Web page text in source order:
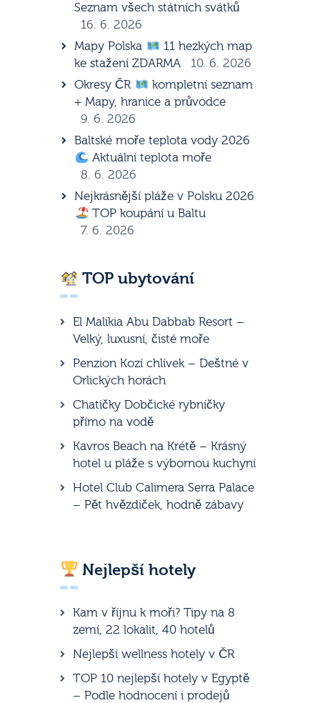
Seznam všech státních svátků
16. 6. 2026
Mapy Polska
11 hezkých map
ke stažení ZDARMA
10. 6. 2026
Okresy ČR
kompletní seznam
+ Mapy, hranice a průvodce
9. 6. 2026
Baltské moře teplota vody 2026
Aktuální teplota moře
8. 6. 2026
Nejkrásnější pláže v Polsku 2026
TOP koupání u Baltu
7. 6. 2026
TOP ubytování
El Malikia Abu Dabbab Resort –
Velký, luxusní, čisté moře
Penzion Kozí chlívek – Deštné v
Orlických horách
Chatičky Dobčické rybníčky
přímo na vodě
Kavros Beach na Krétě – Krásný
hotel u pláže s výbornou kuchyní
Hotel Club Calimera Serra Palace
– Pět hvězdiček, hodně zábavy
Nejlepší hotely
Kam v říjnu k moři? Tipy na 8
zemí, 22 lokalit, 40 hotelů
Nejlepší wellness hotely v ČR
TOP 10 nejlepší hotely v Egyptě
– Podle hodnocení i prodejů